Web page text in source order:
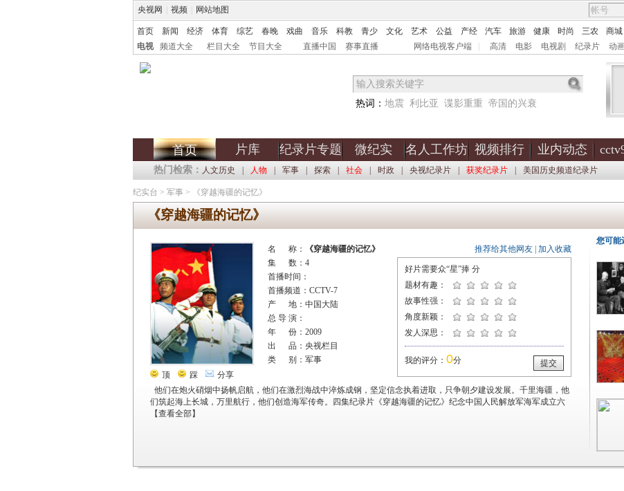
央视网 视频 网站地图
首页 新闻 经济 体育 综艺 春晚 戏曲 音乐 科教 青少 文化 艺术 公益 产经 汽车 旅游 健康 时尚 三农 商城
电视
频道大全 栏目大全 节目大全 直播中国 赛事直播 网络电视客户端 高清 电影 电视剧 纪录片 动
热词： 地震 利比亚 谍影重重 帝国的兴衰
首页 片库 纪录片专题 微纪实 名人工作坊 视频排行 业内动态
热门检索： 人文历史 人物 军事 探索 社会 时政 央视纪录片 获奖纪录片 美国历史频道纪录片
纪实台 > 军事 > 《穿越海疆的记忆》
《穿越海疆的记忆》
顶 踩 分享
名 称：
《穿越海疆的记忆》
集 数：4
首播时间：
首播频道：CCTV-7
产 地：中国大陆
总 导 演：
年 份：2009
出 品：央视栏目
类 别：军事
他们在炮火硝烟中扬帆启航，他们在激烈海战中淬炼成钢，坚定信念执着进取，只争朝夕建设发展。千里海疆，他
们筑起海上长城，万里航行，他们创造海军传奇。四集纪录片《穿越海疆的记忆》纪念中国人民解放军海军成立六
【查看全部】
推荐给其他网友 加入收藏
好片需要众“星”捧 分
题材有趣：
故事性强：
角度新颖：
发人深思：
我的评分： 0分 提交
您可能